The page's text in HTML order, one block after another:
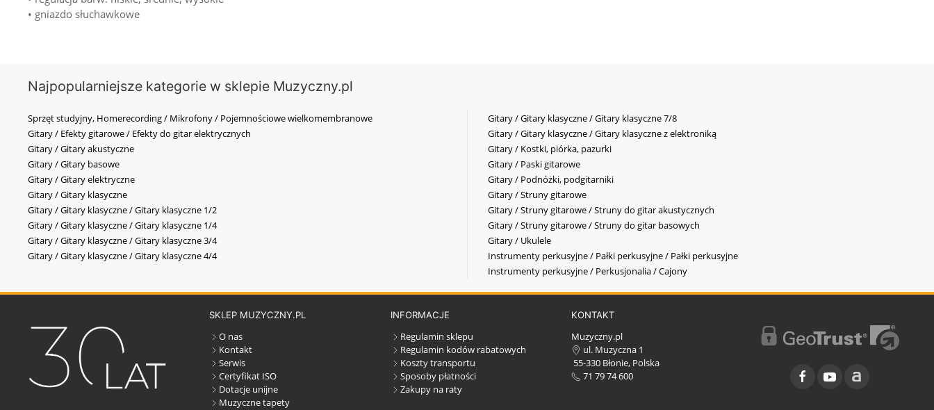
• gniazdo słuchawkowe
Najpopularniejsze kategorie w sklepie Muzyczny.pl
Sprzęt studyjny, Homerecording / Mikrofony / Pojemnościowe wielkomembranowe
Gitary / Efekty gitarowe / Efekty do gitar elektrycznych
Gitary / Gitary akustyczne
Gitary / Gitary basowe
Gitary / Gitary elektryczne
Gitary / Gitary klasyczne
Gitary / Gitary klasyczne / Gitary klasyczne 1/2
Gitary / Gitary klasyczne / Gitary klasyczne 1/4
Gitary / Gitary klasyczne / Gitary klasyczne 3/4
Gitary / Gitary klasyczne / Gitary klasyczne 4/4
Gitary / Gitary klasyczne / Gitary klasyczne 7/8
Gitary / Gitary klasyczne / Gitary klasyczne z elektroniką
Gitary / Kostki, piórka, pazurki
Gitary / Paski gitarowe
Gitary / Podnóżki, podgitarniki
Gitary / Struny gitarowe
Gitary / Struny gitarowe / Struny do gitar akustycznych
Gitary / Struny gitarowe / Struny do gitar basowych
Gitary / Ukulele
Instrumenty perkusyjne / Pałki perkusyjne / Pałki perkusyjne
Instrumenty perkusyjne / Perkusjonalia / Cajony
SKLEP MUZYCZNY.PL
O nas
Kontakt
Serwis
Certyfikat ISO
Dotacje unijne
Muzyczne tapety
INFORMACJE
Regulamin sklepu
Regulamin kodów rabatowych
Koszty transportu
Sposoby płatności
Zakupy na raty
KONTAKT
Muzyczny.pl
ul. Muzyczna 1
55-330 Błonie, Polska
71 79 74 600